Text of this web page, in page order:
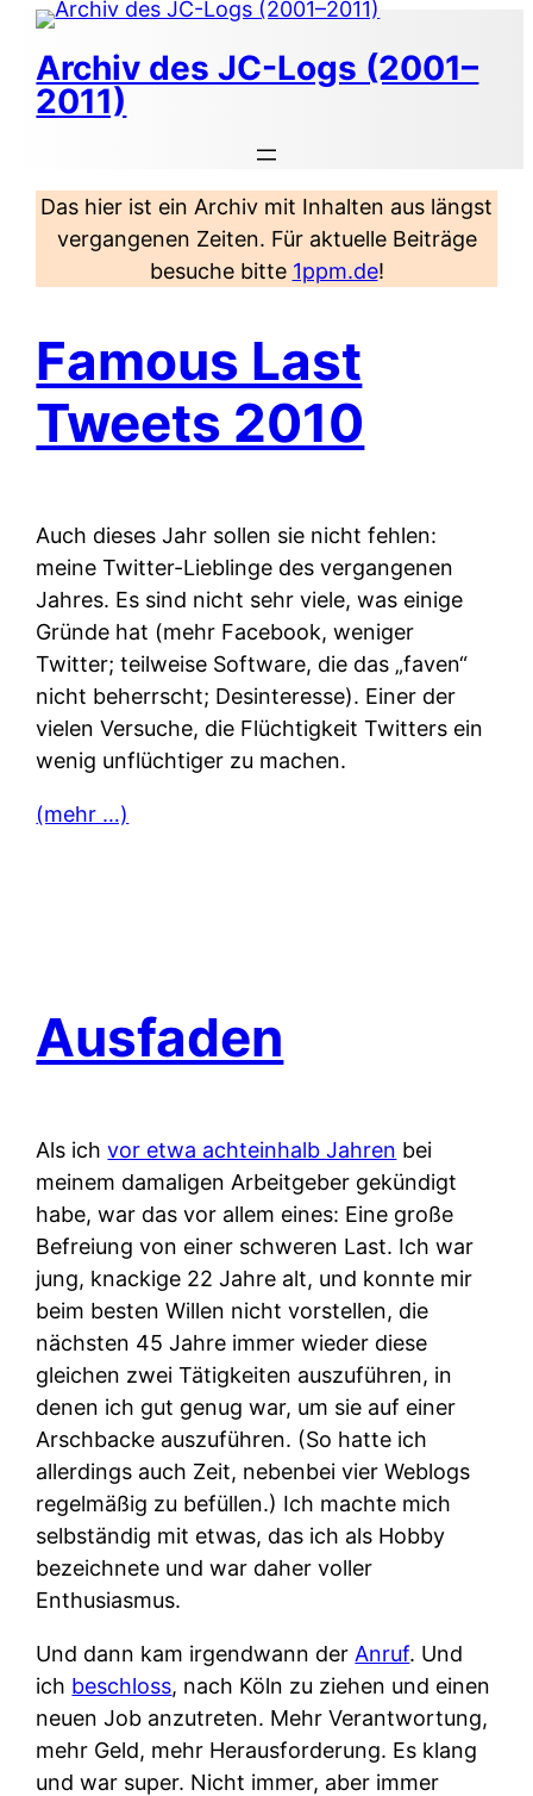
Zum
Inhalt
springen
Archiv des JC-Logs (2001–
2011)
Das hier ist ein Archiv mit Inhalten aus längst
vergangenen Zeiten. Für aktuelle Beiträge
besuche bitte 1ppm.de!
Famous Last
Tweets 2010
Auch dieses Jahr sollen sie nicht fehlen:
meine Twitter-Lieblinge des vergangenen
Jahres. Es sind nicht sehr viele, was einige
Gründe hat (mehr Facebook, weniger
Twitter; teilweise Software, die das „faven“
nicht beherrscht; Desinteresse). Einer der
vielen Versuche, die Flüchtigkeit Twitters ein
wenig unflüchtiger zu machen.
(mehr …)
Ausfaden
Als ichvor etwa achteinhalb Jahren bei
meinem damaligen Arbeitgeber gekündigt
habe, war das vor allem eines: Eine große
Befreiung von einer schweren Last. Ich war
jung, knackige 22 Jahre alt, und konnte mir
beim besten Willen nicht vorstellen, die
nächsten 45 Jahre immer wieder diese
gleichen zwei Tätigkeiten auszuführen, in
denen ich gut genug war, um sie auf einer
Arschbacke auszuführen. (So hatte ich
allerdings auch Zeit, nebenbei vier Weblogs
regelmäßig zu befüllen.) Ich machte mich
selbständig mit etwas, das ich als Hobby
bezeichnete und war daher voller
Enthusiasmus.
Und dann kam irgendwann der Anruf. Und
ich beschloss, nach Köln zu ziehen und einen
neuen Job anzutreten. Mehr Verantwortung,
mehr Geld, mehr Herausforderung. Es klang
und war super. Nicht immer, aber immer